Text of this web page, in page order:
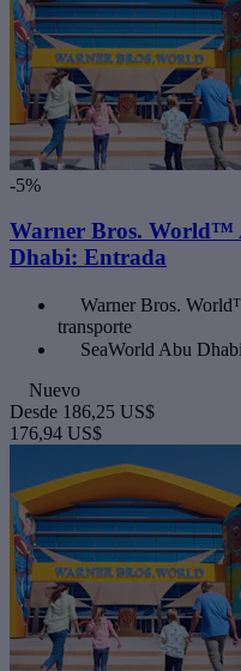
-5%
Warner Bros. World™
Dhabi: Entrada
Warner Bros.
transporte
SeaWorld Abu
Nuevo
Desde 186,25 US$
176,94 US$